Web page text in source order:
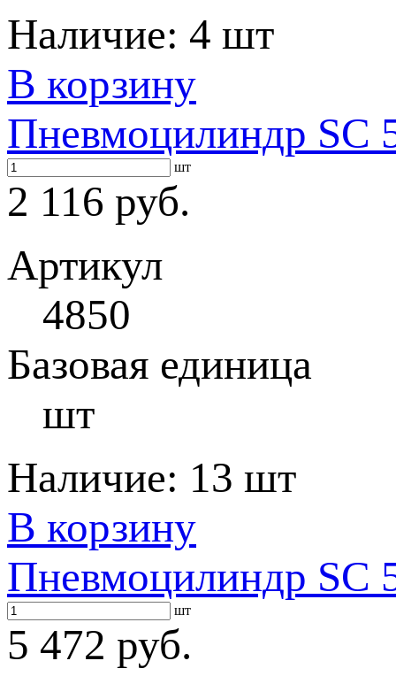
Наличие: 4 шт
В корзину
Пневмоцилиндр SC
шт
2 116 руб.
Артикул
4850
Базовая единица
шт
Наличие: 13 шт
В корзину
Пневмоцилиндр SC
шт
5 472 руб.